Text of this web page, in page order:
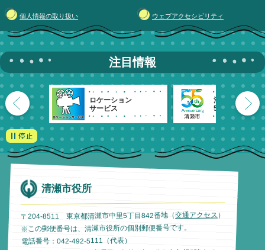
個人情報の取り扱い ウェブアクセシビリティ
注目情報
ロケーション
サービス
清瀬市
55周年記念
清瀬市役所
〒204-8511 東京都清瀬市中里5丁目842番地（交通アクセス ）
※この郵便番号は、清瀬市役所の個別郵便番号です。
電話番号：042-492-5111（代表）